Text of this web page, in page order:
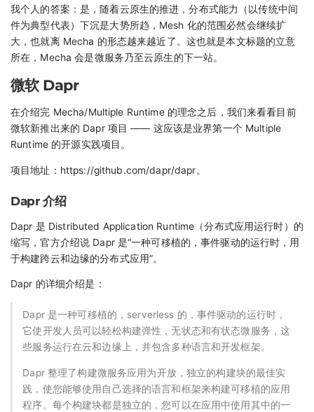
我个人的答案：是，随着云原生的推进，分布式能力（以传统中间
件为典型代表）下沉是大势所趋，Mesh 化的范围必然会继续扩
大，也就离 Mecha 的形态越来越近了。这也就是本文标题的立意
所在，Mecha 会是微服务乃至云原生的下一站。
微软 Dapr
在介绍完 Mecha/Multiple Runtime 的理念之后，我们来看看目前
微软新推出来的 Dapr 项目 —— 这应该是业界第一个 Multiple
Runtime 的开源实践项目。
项目地址：https://github.com/dapr/dapr。
Dapr 介绍
Dapr 是 Distributed Application Runtime（分布式应用运行时）的
缩写，官方介绍说 Dapr 是“一种可移植的，事件驱动的运行时，用
于构建跨云和边缘的分布式应用”。
Dapr 的详细介绍是：
Dapr 是一种可移植的，serverless 的，事件驱动的运行时，
它使开发人员可以轻松构建弹性，无状态和有状态微服务，这
些服务运行在云和边缘上，并包含多种语言和开发框架。
Dapr 整理了构建微服务应用为开放，独立的构建块的最佳实
践，使您能够使用自己选择的语言和框架来构建可移植的应用
程序。每个构建块都是独立的，您可以在应用中使用其中的一